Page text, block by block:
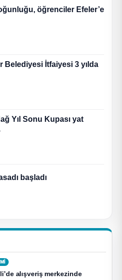
öğrenciler Efeler’e
Belediyesi İtfaiyesi 3 yılda
Yıl Sonu Kupası yat
başladı
alışveriş merkezinde